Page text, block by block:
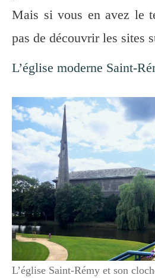
Mais si vous en avez le
pas de découvrir les sites
L’église moderne Saint-
L’église Saint-Rémy et son